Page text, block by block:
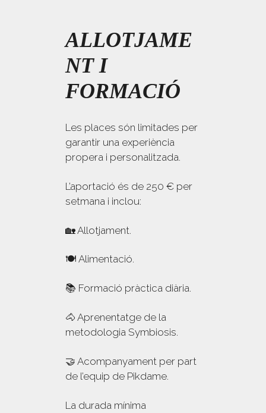
ALLOTJAME
NT I
FORMACIÓ
Les places són limitades per
garantir una experiència
propera i personalitzada.
L’aportació és de 250 € per
setmana i inclou:
🏡 Allotjament.
🍽 Alimentació.
📚 Formació pràctica diària.
🐴 Aprenentatge de la
metodologia Symbiosis.
🤝 Acompanyament per part
de l’equip de Pikdame.
La durada mínima